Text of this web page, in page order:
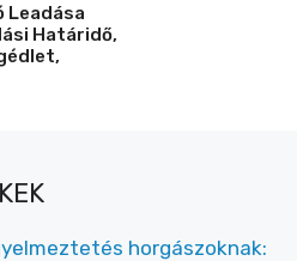
Leadása
Határidő,
horgászoknak: